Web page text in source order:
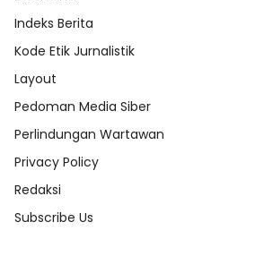
Indeks Berita
Kode Etik Jurnalistik
Layout
Pedoman Media Siber
Perlindungan Wartawan
Privacy Policy
Redaksi
Subscribe Us